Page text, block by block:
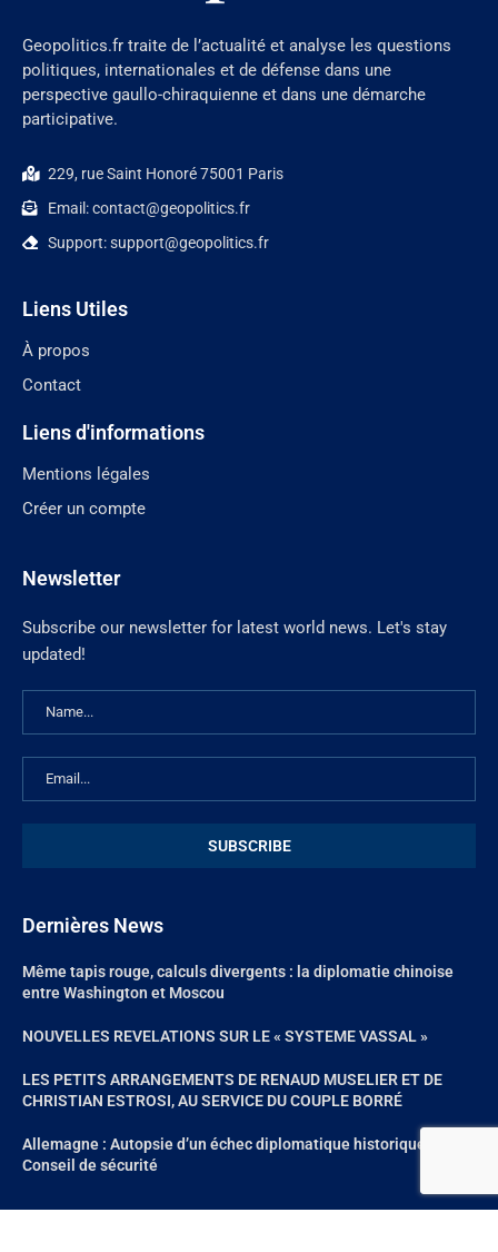
Geopolitics.fr traite de l’actualité et analyse les questions
politiques, internationales et de défense dans une
perspective gaullo-chiraquienne et dans une démarche
participative.
229, rue Saint Honoré 75001 Paris
Email: contact@geopolitics.fr
Support: support@geopolitics.fr
Liens Utiles
À propos
Contact
Liens d'informations
Mentions légales
Créer un compte
Newsletter
Subscribe our newsletter for latest world news. Let's stay
updated!
Dernières News
Même tapis rouge, calculs divergents : la diplomatie chinoise
entre Washington et Moscou
NOUVELLES REVELATIONS SUR LE « SYSTEME VASSAL »
LES PETITS ARRANGEMENTS DE RENAUD MUSELIER ET DE
CHRISTIAN ESTROSI, AU SERVICE DU COUPLE BORRÉ
Allemagne : Autopsie d’un échec diplomatique historique au
Conseil de sécurité